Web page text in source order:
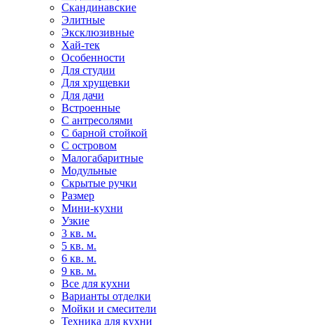
Скандинавские
Элитные
Эксклюзивные
Хай-тек
Особенности
Для студии
Для хрущевки
Для дачи
Встроенные
С антресолями
С барной стойкой
С островом
Малогабаритные
Модульные
Скрытые ручки
Размер
Мини-кухни
Узкие
3 кв. м.
5 кв. м.
6 кв. м.
9 кв. м.
Все для кухни
Варианты отделки
Мойки и смесители
Техника для кухни